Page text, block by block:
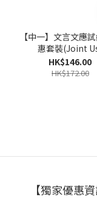
【中一】文言文應
惠套裝(Joint
HK$146.00
HK$172.00
【獨家優惠